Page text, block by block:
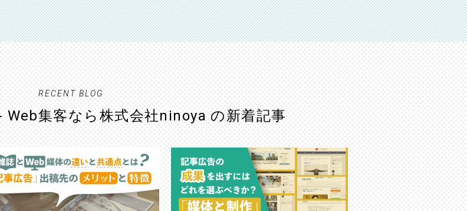
RECENT BLOG
Web集客なら株式会社ninoya の新着記事